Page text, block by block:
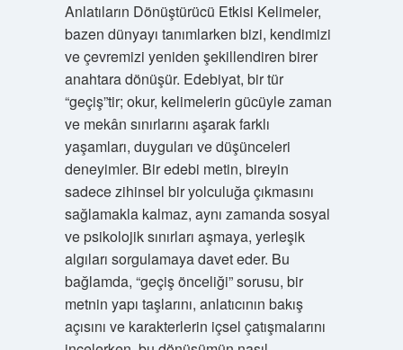
Anlatıların Dönüştürücü Etkisi Kelimeler,
bazen dünyayı tanımlarken bizi, kendimizi
ve çevremizi yeniden şekillendiren birer
anahtara dönüşür. Edebiyat, bir tür
“geçiş”tir; okur, kelimelerin gücüyle zaman
ve mekân sınırlarını aşarak farklı
yaşamları, duyguları ve düşünceleri
deneyimler. Bir edebi metin, bireyin
sadece zihinsel bir yolculuğa çıkmasını
sağlamakla kalmaz, aynı zamanda sosyal
ve psikolojik sınırları aşmaya, yerleşik
algıları sorgulamaya davet eder. Bu
bağlamda, “geçiş önceliği” sorusu, bir
metnin yapı taşlarını, anlatıcının bakış
açısını ve karakterlerin içsel çatışmalarını